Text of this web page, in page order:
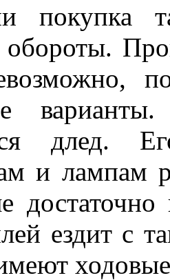
покупка
обороты.
длед.
и лампам
ездит с